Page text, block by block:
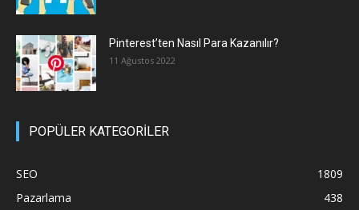
Pinterest’ten Nasıl Para Kazanılır?
11 Ağustos 2022
POPÜLER KATEGORİLER
SEO
1809
Pazarlama
438